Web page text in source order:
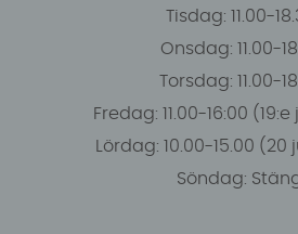
Tisdag: 11.00-
Onsdag: 11.00-
Torsdag: 11.00-
Fredag: 11.00-16:00
Lördag: 10.00-15.00
Söndag: